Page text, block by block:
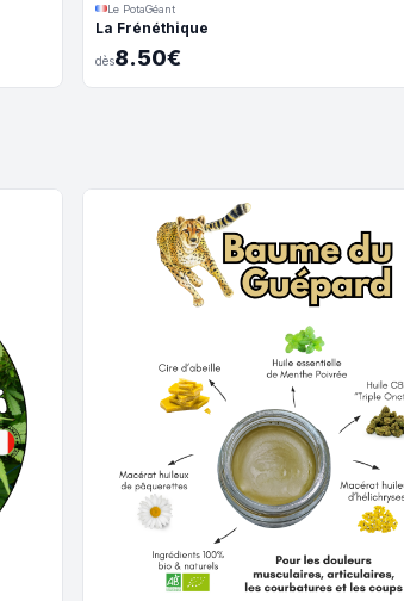
Le PotaGéant
La Frénéthique
dès8.50€